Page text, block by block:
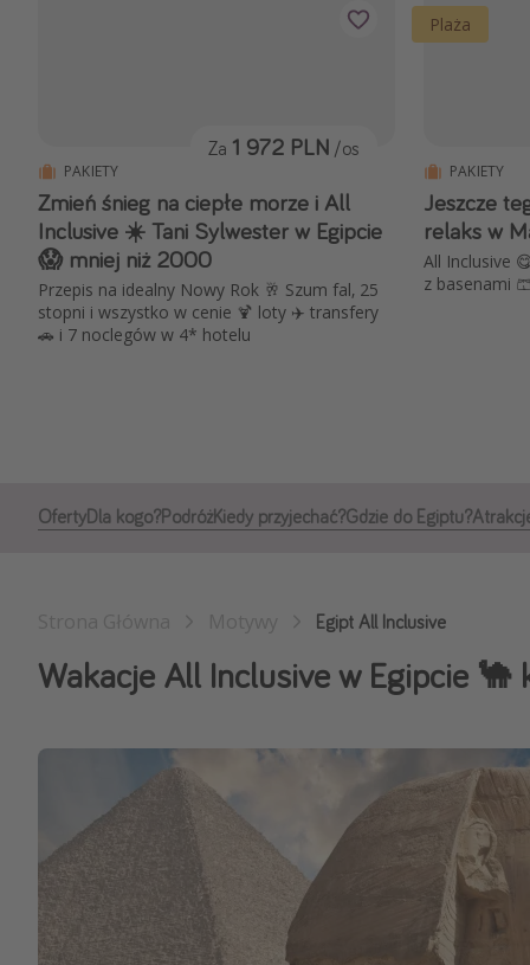
PAKIETY
Zmień śnieg na ciepłe morze i All
Inclusive ☀️ Tani Sylwester w Egipcie
😱 mniej niż 2000
Przepis na idealny Nowy Rok 🥂 Szum fal, 25
stopni i wszystko w cenie 🍹 loty ✈️ transfery
🚗 i 7 noclegów w 4* hotelu
Za 1 972 PLN /os
Plaża
PAKIETY
Jeszcze
relaks w
All Inclusive
z basenami
OfertyDla kogo?PodróżKiedy przyjechać?Gdzie do Egiptu?
Egipt All Inclusive
Wakacje All Inclusive w Egipcie 🐪